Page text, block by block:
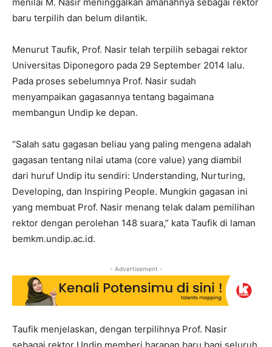
baru terpilih dan belum dilantik.
Menurut Taufik, Prof. Nasir telah terpilih sebagai rektor
Universitas Diponegoro pada 29 September 2014 lalu.
Pada proses sebelumnya Prof. Nasir sudah
menyampaikan gagasannya tentang bagaimana
membangun Undip ke depan.
“Salah satu gagasan beliau yang paling mengena adalah
gagasan tentang nilai utama (core value) yang diambil
dari huruf Undip itu sendiri: Understanding, Nurturing,
Developing, dan Inspiring People. Mungkin gagasan ini
yang membuat Prof. Nasir menang telak dalam pemilihan
rektor dengan perolehan 148 suara,” kata Taufik di laman
bemkm.undip.ac.id.
- Advertisement -
Taufik menjelaskan, dengan terpilihnya Prof. Nasir